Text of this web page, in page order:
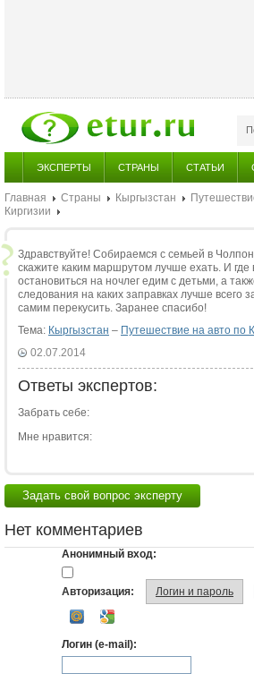
ЭКСПЕРТЫ СТРАНЫ СТАТЬИ
Главная Страны Кыргызстан
Киргизии
Здравствуйте! Собираемся с семьей в
скажите каким маршрутом лучше ехать. И где
остановиться на ночлег едим с детьми, а
следования на каких заправках лучше всего
самим перекусить. Заранее спасибо!
Тема: Кыргызстан – Путешествие на авто по
02.07.2014
Ответы экспертов:
Забрать себе:
Мне нравится:
Задать свой вопрос эксперту
Нет комментариев
Анонимный вход:
Авторизация: Логин и пароль
Логин (e-mail):